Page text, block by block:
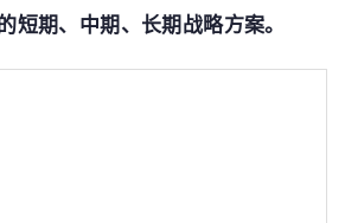
短期、中期、长期战略方案。